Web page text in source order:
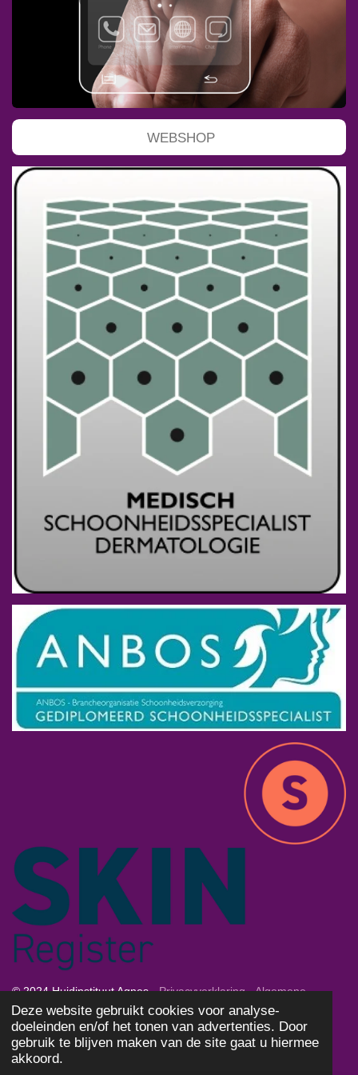
Deze website gebruikt cookies voor analyse-
doeleinden en/of het tonen van advertenties. Door
gebruik te blijven maken van de site gaat u hiermee
akkoord.
WEBSHOP
© 2024 Huidinstituut Agnes -Privacyverklaring-Algemene
Voorwaarden-Cookies
Powered byJouwWeb